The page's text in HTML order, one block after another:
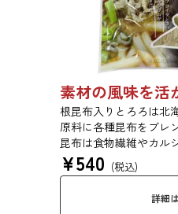
根昆布入りとろろは北
原料に各種昆布をブレ
昆布は食物繊維やカル
ます。薄くふんわりと
い物、うどんに入れて
す。お口の中でとろー
布入りとろろを是非ご
¥540 (税込)
詳細